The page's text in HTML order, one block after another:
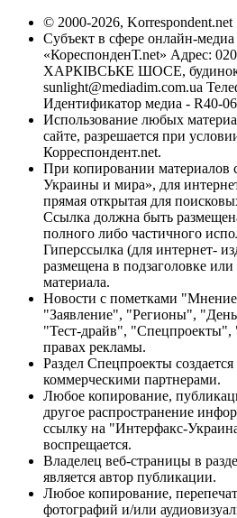
© 2000-2026, Korrespondent.net
Субъект в сфере онлайн-
«КореспонденТ.net» Адрес:
ХАРКІВСЬКЕ ШОСЕ, будинок
sunlight@mediadim.com.ua
Идентификатор медиа - R40-
Использование любых
сайте, разрешается при
Корреспондент.net.
При копировании материалов
Украины и мира», для
прямая открытая для
Ссылка должна быть
полного либо частичного
Гиперссылка (для интернет-
размещена в подзаголовке
материала.
Новости с пометками
"Заявление", "Регионы",
"Тест-драйв",
правах рекламы.
Раздел Спецпроекты
коммерческими партнерами.
Любое копирование,
другое распространение
ссылку на "Интерфакс-
воспрещается.
Владелец веб-страницы в
является автор публикации.
Любое копирование,
фотографий и/или